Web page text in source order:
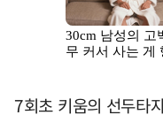
7회초 키움의 선두타